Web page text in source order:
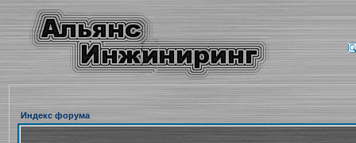
Индекс форума